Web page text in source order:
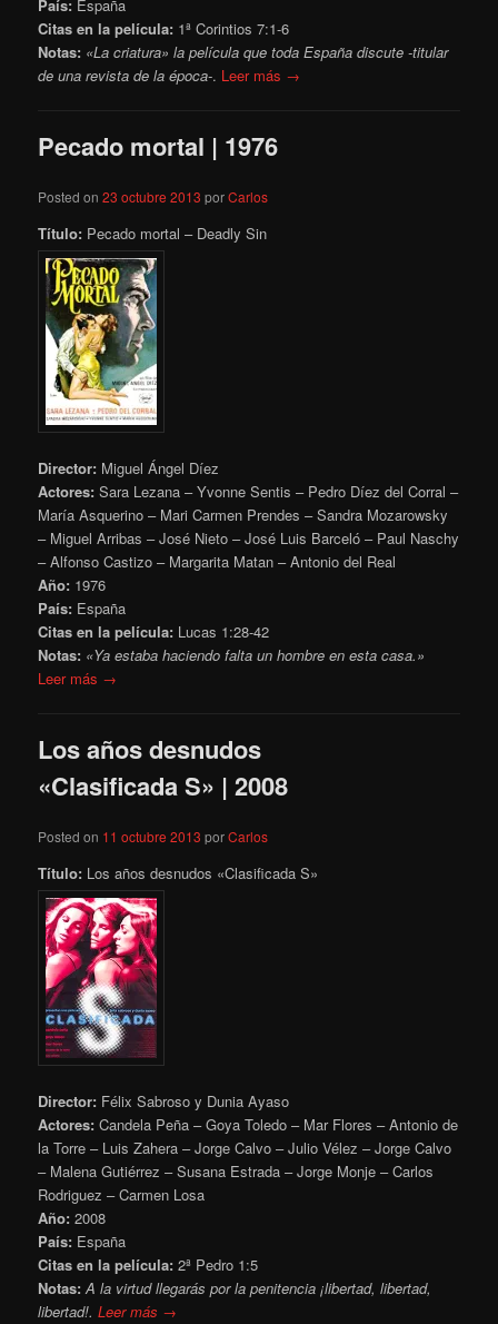
País: España
Citas en la película: 1ª Corintios 7:1-6
Notas: «La criatura» la película que toda España discute -titular
de una revista de la época-. Leer más →
Pecado mortal | 1976
Posted on23 octubre 2013 porCarlos
Título: Pecado mortal – Deadly Sin
Director: Miguel Ángel Díez
Actores: Sara Lezana – Yvonne Sentis – Pedro Díez del Corral –
María Asquerino – Mari Carmen Prendes – Sandra Mozarowsky
– Miguel Arribas – José Nieto – José Luis Barceló – Paul Naschy
– Alfonso Castizo – Margarita Matan – Antonio del Real
Año: 1976
País: España
Citas en la película: Lucas 1:28-42
Notas: «Ya estaba haciendo falta un hombre en esta casa.»
Leer más →
Los años desnudos
«Clasificada S» | 2008
Posted on 11 octubre 2013 porCarlos
Título: Los años desnudos «Clasificada S»
Director: Félix Sabroso y Dunia Ayaso
Actores: Candela Peña – Goya Toledo – Mar Flores – Antonio de
la Torre – Luis Zahera – Jorge Calvo – Julio Vélez – Jorge Calvo
– Malena Gutiérrez – Susana Estrada – Jorge Monje – Carlos
Rodriguez – Carmen Losa
Año: 2008
País: España
Citas en la película: 2ª Pedro 1:5
Notas: A la virtud llegarás por la penitencia ¡libertad, libertad,
libertad!.Leer más →